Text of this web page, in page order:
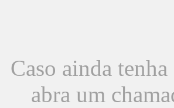
Caso ainda
abra um